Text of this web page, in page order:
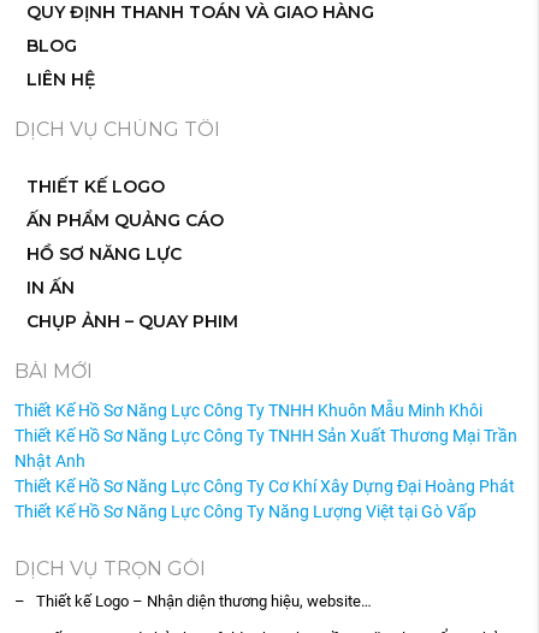
QUY ĐỊNH THANH TOÁN VÀ GIAO HÀNG
BLOG
LIÊN HỆ
DỊCH VỤ CHÚNG TÔI
THIẾT KẾ LOGO
ẤN PHẨM QUẢNG CÁO
HỒ SƠ NĂNG LỰC
IN ẤN
CHỤP ẢNH – QUAY PHIM
BÀI MỚI
Thiết Kế Hồ Sơ Năng Lực Công Ty TNHH Khuôn Mẫu Minh Khôi
Thiết Kế Hồ Sơ Năng Lực Công Ty TNHH Sản Xuất Thương Mại Trần
Nhật Anh
Thiết Kế Hồ Sơ Năng Lực Công Ty Cơ Khí Xây Dựng Đại Hoàng Phát
Thiết Kế Hồ Sơ Năng Lực Công Ty Năng Lượng Việt tại Gò Vấp
DỊCH VỤ TRỌN GÓI
– Thiết kế Logo – Nhận diện thương hiệu, website…